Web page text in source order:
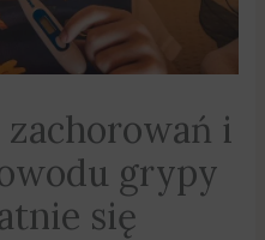
zachorowań i
grypy
się